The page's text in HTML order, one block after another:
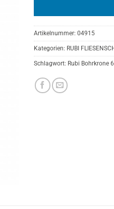
Artikelnummer: 04915
Kategorien: RUBI
Schlagwort: Rubi Bohrkrone